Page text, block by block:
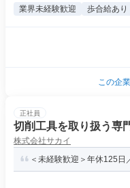
業界未経験歓迎 歩合給あり
この企
正社員
切削工具を取り扱う専
株式会社サカイ
＜未経験歓迎＞年休125